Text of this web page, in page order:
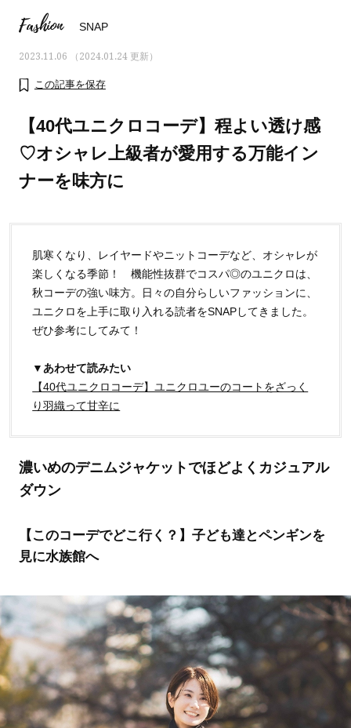
ママとパパに贈る「ジェンダーレ
ス学」
人気の40代髪型・ヘア
タログ
Fashion SNAP
2023.11.06 （2024.01.24 更新）
この記事を保存
【40代ユニクロコーデ】程よい透け感
♡オシャレ上級者が愛用する万能イン
ナーを味方に
肌寒くなり、レイヤードやニットコーデなど、オシャレが
楽しくなる季節！ 機能性抜群でコスパ◎のユニクロは、
秋コーデの強い味方。日々の自分らしいファッションに、
ユニクロを上手に取り入れる読者をSNAPしてきました。
ぜひ参考にしてみて！
▼あわせて読みたい
【40代ユニクロコーデ】ユニクロユーのコートをざっく
り羽織って甘辛に
濃いめのデニムジャケットでほどよくカジュアル
ダウン
【このコーデでどこ行く？】子ども達とペンギンを
見に水族館へ